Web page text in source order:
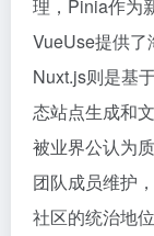
理，Pinia作为
VueUse提供了
Nuxt.js则是基
态站点生成和
被业界公认为
团队成员维护
社区的统治地